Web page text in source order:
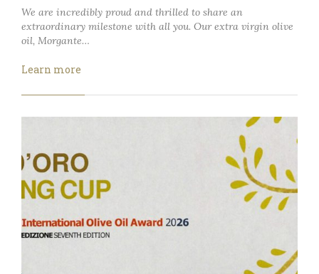
We are incredibly proud and thrilled to share an
extraordinary milestone with all you. Our extra virgin olive
oil, Morgante…
Learn more